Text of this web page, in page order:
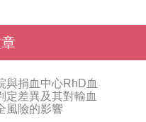
與捐血中心RhD血
定差異及其對輸血
風險的影響